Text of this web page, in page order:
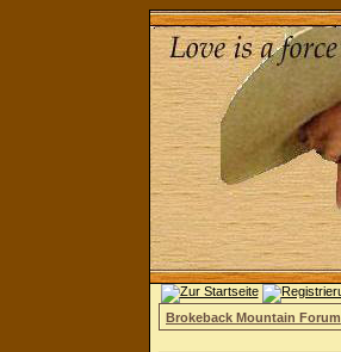
Brokeback Mountain Forum